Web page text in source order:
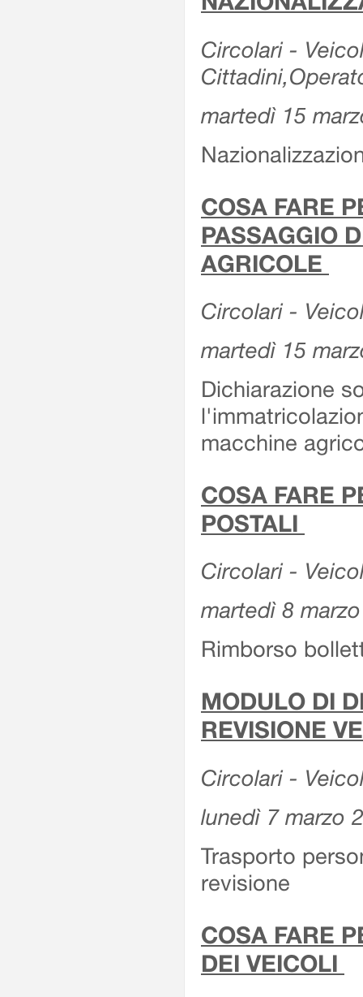
Circolari -
martedì 15
COSA FARE
PASSAGGIO
AGRICOLE
Circolari -
martedì 15
Dichiarazione
macchine
COSA FARE
POSTALI
Circolari -
martedì 8
Rimborso
MODULO DI
REVISIONE
Circolari -
lunedì 7 marzo
Trasporto
revisione
COSA FARE
DEI VEICOLI